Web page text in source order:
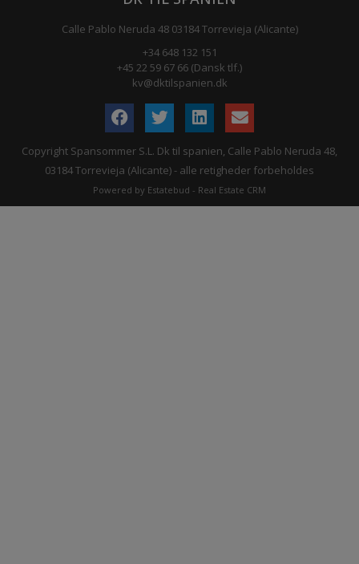
Calle Pablo Neruda 48 03184 Torrevieja (Alicante)
+34 648 132 151
+45 22 59 67 66 (Dansk tlf.)
kv@dktilspanien.dk
Copyright Spansommer S.L. Dk til spanien, Calle Pablo Neruda 48,
03184 Torrevieja (Alicante) - alle retigheder forbeholdes
Powered by Estatebud - Real Estate CRM